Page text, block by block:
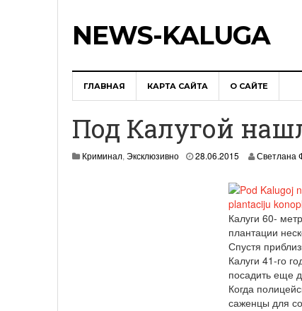
NEWS-KALUGA
ГЛАВНАЯ КАРТА САЙТА О САЙТЕ
Под Калугой
Криминал, Эксклюзивно 28.06.2015 Светлана
Калуги 60-
плантации
Спустя
Калуги 41-го
посадить еще
Когда
саженцы для